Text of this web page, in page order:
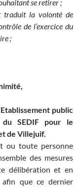
se retirer ;
traduit la volonté de
de l’exercice du
;
public
SEDIF pour le
de Villejuif.
ou toute personne
des mesures
délibération et en
que ce dernier